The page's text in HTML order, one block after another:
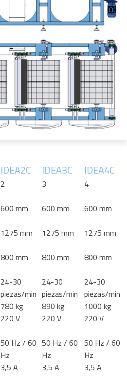
IDEA2C IDEA3C IDEA4C
2 3 4
600 mm 600 mm 600 mm
1275 mm 1275 mm 1275 mm
800 mm 800 mm 800 mm
24-30
piezas/min
24-30
piezas/min
24-30
piezas/min
780 kg 890 kg
1000 kg
220 V 220 V 220 V
50 Hz / 60
Hz
50 Hz / 60
Hz
50 Hz / 60
Hz
3,5 A 3,5 A 3,5 A